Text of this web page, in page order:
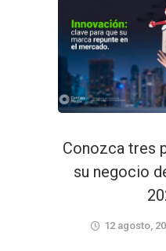
Conozca tres
su negocio
12 agosto,